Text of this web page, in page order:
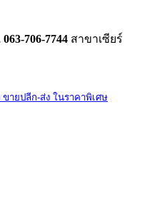
706-7744 สาขาเซียร์
ายปลีก-ส่ง ในราคาพิเศษ